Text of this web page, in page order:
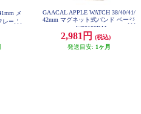
メ
ーム
GAACAL APPLE WATCH 38/40/41/
42mm マグネット式バンド ベージ
ュ W00186BJA
2,981円
(税込)
発送目安: 1ヶ月